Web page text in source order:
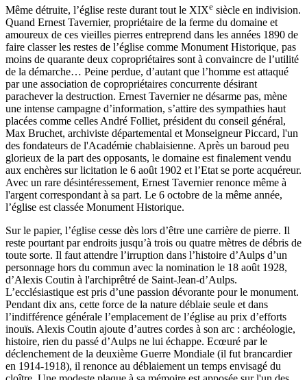
Même détruite, l’église reste durant tout le XIXe siècle en indivision.
Quand Ernest Tavernier, propriétaire de la ferme du domaine et
amoureux de ces vieilles pierres entreprend dans les années 1890 de
faire classer les restes de l’église comme Monument Historique, pas
moins de quarante deux copropriétaires sont à convaincre de l’utilité
de la démarche… Peine perdue, d’autant que l’homme est attaqué
par une association de copropriétaires concurrente désirant
parachever la destruction. Ernest Tavernier ne désarme pas, mène
une intense campagne d’information, s’attire des sympathies haut
placées comme celles André Folliet, président du conseil général,
Max Bruchet, archiviste départemental et Monseigneur Piccard, l'un
des fondateurs de l'Académie chablaisienne. Après un baroud peu
glorieux de la part des opposants, le domaine est finalement vendu
aux enchères sur licitation le 6 août 1902 et l’Etat se porte acquéreur.
Avec un rare désintéressement, Ernest Tavernier renonce même à
l'argent correspondant à sa part. Le 6 octobre de la même année,
l’église est classée Monument Historique.
Sur le papier, l’église cesse dès lors d’être une carrière de pierre. Il
reste pourtant par endroits jusqu’à trois ou quatre mètres de débris de
toute sorte. Il faut attendre l’irruption dans l’histoire d’Aulps d’un
personnage hors du commun avec la nomination le 18 août 1928,
d’Alexis Coutin à l'archiprêtré de Saint-Jean-d’Aulps.
L’ecclésiastique est pris d’une passion dévorante pour le monument.
Pendant dix ans, cette force de la nature déblaie seule et dans
l’indifférence générale l’emplacement de l’église au prix d’efforts
inouïs. Alexis Coutin ajoute d’autres cordes à son arc : archéologie,
histoire, rien du passé d’Aulps ne lui échappe. Ecœuré par le
déclenchement de la deuxième Guerre Mondiale (il fut brancardier
en 1914-1918), il renonce au déblaiement un temps envisagé du